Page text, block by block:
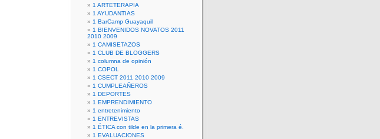
1 ARTETERAPIA
1 AYUDANTIAS
1 BarCamp Guayaquil
1 BIENVENIDOS NOVATOS 2011
2010 2009
1 CAMISETAZOS
1 CLUB DE BLOGGERS
1 columna de opinión
1 COPOL
1 CSECT 2011 2010 2009
1 CUMPLEAÑEROS
1 DEPORTES
1 EMPRENDIMIENTO
1 entretenimiento
1 ENTREVISTAS
1 ÉTICA con tilde en la primera é.
1 EVALUACIONES